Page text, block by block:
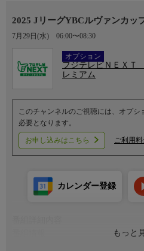
2025 JリーグYBCルヴァンカ
7月29日(水) 06:00〜08:30
オプション
Ch.752
フジテレビＮＥＸＴ
レミアム
このチャンネルのご視聴には、オプ
必要となります。
お申し込みはこちら ご利用
もっと
カレンダー登録